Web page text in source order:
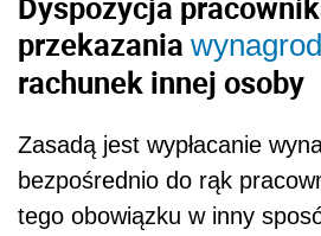
przekazania
rachunek innej osoby
Zasadą jest wypłacanie
bezpośrednio do rąk
tego obowiązku w inny